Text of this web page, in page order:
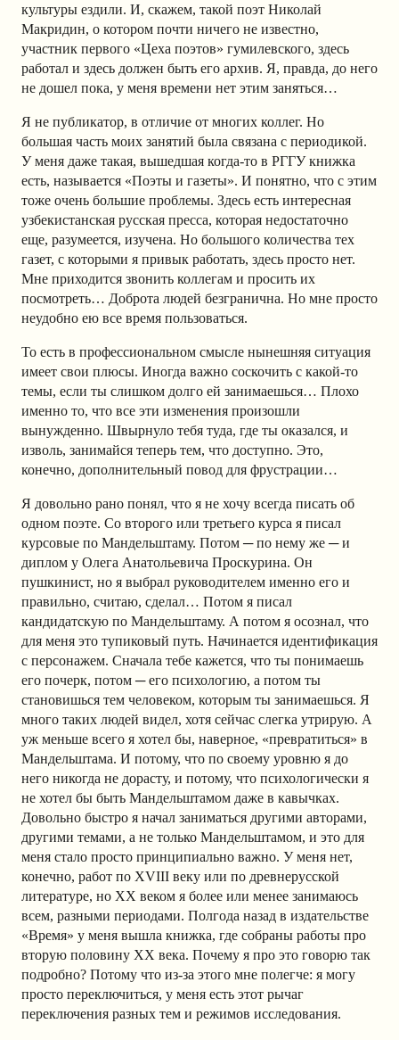
культуры ездили. И, скажем, такой поэт Николай
Макридин, о котором почти ничего не известно,
участник первого «Цеха поэтов» гумилевского, здесь
работал и здесь должен быть его архив. Я, правда, до него
не дошел пока, у меня времени нет этим заняться…
Я не публикатор, в отличие от многих коллег. Но
большая часть моих занятий была связана с периодикой.
У меня даже такая, вышедшая когда-то в РГГУ книжка
есть, называется «Поэты и газеты». И понятно, что с этим
тоже очень большие проблемы. Здесь есть интересная
узбекистанская русская пресса, которая недостаточно
еще, разумеется, изучена. Но большого количества тех
газет, с которыми я привык работать, здесь просто нет.
Мне приходится звонить коллегам и просить их
посмотреть… Доброта людей безгранична. Но мне просто
неудобно ею все время пользоваться.
То есть в профессиональном смысле нынешняя ситуация
имеет свои плюсы. Иногда важно соскочить с какой-то
темы, если ты слишком долго ей занимаешься… Плохо
именно то, что все эти изменения произошли
вынужденно. Швырнуло тебя туда, где ты оказался, и
изволь, занимайся теперь тем, что доступно. Это,
конечно, дополнительный повод для фрустрации…
Я довольно рано понял, что я не хочу всегда писать об
одном поэте. Со второго или третьего курса я писал
курсовые по Мандельштаму. Потом ─ по нему же ─ и
диплом у Олега Анатольевича Проскурина. Он
пушкинист, но я выбрал руководителем именно его и
правильно, считаю, сделал… Потом я писал
кандидатскую по Мандельштаму. А потом я осознал, что
для меня это тупиковый путь. Начинается идентификация
с персонажем. Сначала тебе кажется, что ты понимаешь
его почерк, потом ─ его психологию, а потом ты
становишься тем человеком, которым ты занимаешься. Я
много таких людей видел, хотя сейчас слегка утрирую. А
уж меньше всего я хотел бы, наверное, «превратиться» в
Мандельштама. И потому, что по своему уровню я до
него никогда не дорасту, и потому, что психологически я
не хотел бы быть Мандельштамом даже в кавычках.
Довольно быстро я начал заниматься другими авторами,
другими темами, а не только Мандельштамом, и это для
меня стало просто принципиально важно. У меня нет,
конечно, работ по XVIII веку или по древнерусской
литературе, но XX веком я более или менее занимаюсь
всем, разными периодами. Полгода назад в издательстве
«Время» у меня вышла книжка, где собраны работы про
вторую половину ХХ века. Почему я про это говорю так
подробно? Потому что из-за этого мне полегче: я могу
просто переключиться, у меня есть этот рычаг
переключения разных тем и режимов исследования.